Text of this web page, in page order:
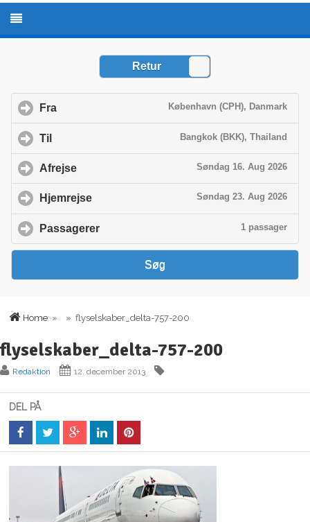
Home » » flyselskaber_delta-757-200
flyselskaber_delta-757-200
Redaktion 12. december 2013
DEL PÅ